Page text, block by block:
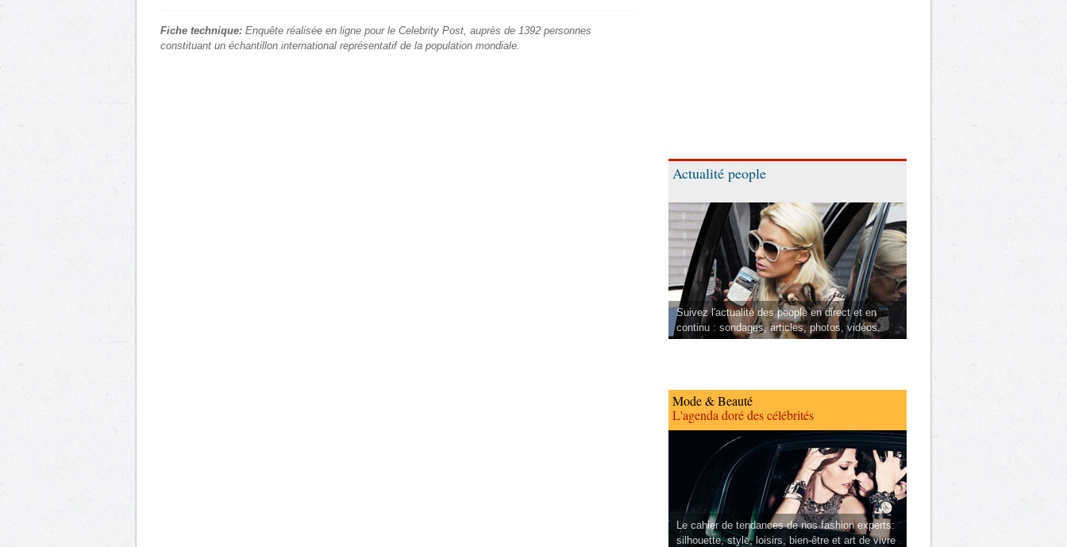
Fiche technique: Enquête réalisée en ligne pour le Celebrity Post, auprès de 1392 personnes
constituant un échantillon international représentatif de la population mondiale.
Actualité people
Suivez l'actualité des people en direct et en
continu : sondages, articles, photos, vidéos.
Mode & Beauté
L'agenda doré des célébrités
Le cahier de tendances de nos fashion experts:
silhouette, style, loisirs, bien-être et art de vivre